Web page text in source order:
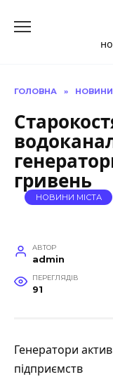
до
ГОЛОВНА »
гривень
НОВИНИ МІСТА
АВТОР
admin
ПЕРЕГЛЯДІВ
91
Генератори
підприємств